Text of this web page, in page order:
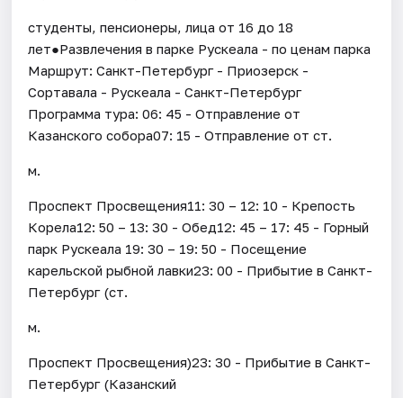
студенты, пенсионеры, лица от 16 до 18
лет●Развлечения в парке Рускеала - по ценам парка
Маршрут: Санкт-Петербург - Приозерск -
Сортавала - Рускеала - Санкт-Петербург
Программа тура: 06: 45 - Отправление от
Казанского собора07: 15 - Отправление от ст.
м.
Проспект Просвещения11: 30 – 12: 10 - Крепость
Корела12: 50 – 13: 30 - Обед12: 45 – 17: 45 - Горный
парк Рускеала 19: 30 – 19: 50 - Посещение
карельской рыбной лавки23: 00 - Прибытие в Санкт-
Петербург (ст.
м.
Проспект Просвещения)23: 30 - Прибытие в Санкт-
Петербург (Казанский